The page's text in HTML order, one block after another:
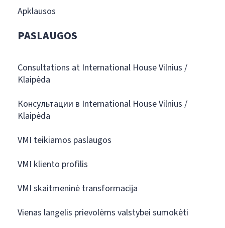
Apklausos
PASLAUGOS
Consultations at International House Vilnius /
Klaipėda
Консультации в International House Vilnius /
Klaipėda
VMI teikiamos paslaugos
VMI kliento profilis
VMI skaitmeninė transformacija
Vienas langelis prievolėms valstybei sumokėti